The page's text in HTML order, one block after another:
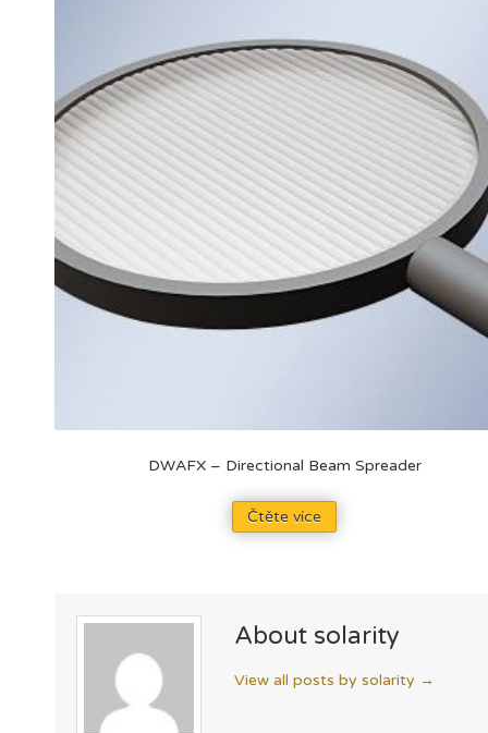
DWAFX – Directional Beam Spreader
Čtěte více
About solarity
View all posts by solarity →